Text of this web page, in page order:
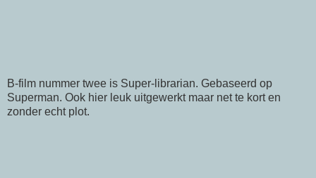
B-film nummer twee is Super-librarian. Gebaseerd op
Superman. Ook hier leuk uitgewerkt maar net te kort en
zonder echt plot.